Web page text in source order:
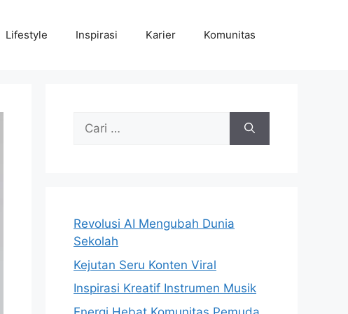
Lifestyle Inspirasi Karier Komunitas
Cari
Revolusi AI Mengubah Dunia
Sekolah
Kejutan Seru Konten Viral
Inspirasi Kreatif Instrumen Musik